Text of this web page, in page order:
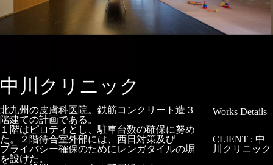
中川クリニック
北九州の皮膚科医院。鉄筋コンクリート造３
階建ての計画である。
１階はピロティとし、駐車台数の確保に努め
た。２階待合室外部には、西日対策及び
プライバシー確保のためにレンガタイルの塀
を設けた。
Works Details
CLIENT : 中
川クリニック